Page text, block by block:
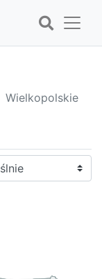
Wielkopolskie